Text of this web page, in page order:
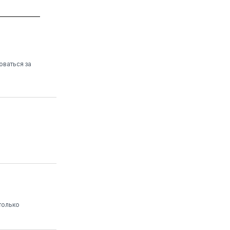
за